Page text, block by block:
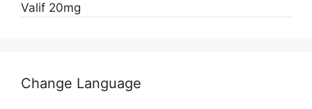
Valif 20mg
Change Language